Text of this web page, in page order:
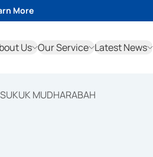
More
Us Our Service Latest News
MUDHARABAH